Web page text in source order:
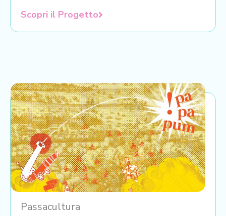
Scopri il Progetto
Passacultura